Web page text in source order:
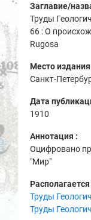
Заглавие/
Труды
66 : О
Rugosa
Место издания
Санкт-
Дата
1910
Аннотация :
Оцифровано
"Мир"
Труды
Труды